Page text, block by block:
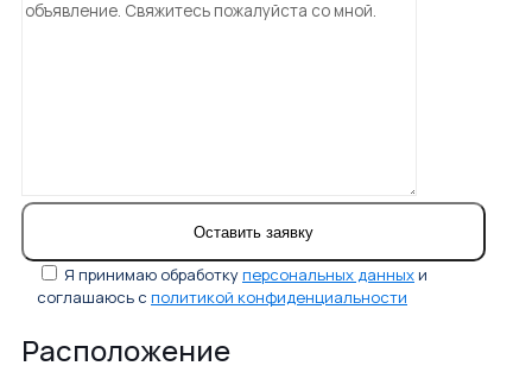
Я принимаю обработкуперсональных данных и
соглашаюсь с политикой конфиденциальности
Расположение